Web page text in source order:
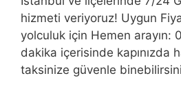
hizmeti veriyoruz! Uygun
yolculuk için Hemen arayın:
dakika içerisinde kapınızda
taksinize güvenle